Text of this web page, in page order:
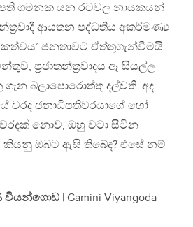
ගමනක යන රටවල නායකයන්
ආයතන පද්ධතිය අකර්මණ්‍ය
ජනතාවට ඒත්තුගැන්වීමයි.
ප්‍රජාතන්ත්‍රවාදය ඈ සියල්ල
ගැන බලාපොරොත්තු දල්වති. අද
වරද ජනාධිපතිවරයාගේ හෝ
නොව, ඔහු වටා සිටින
ඔබට ඇසී තිබේද? එසේ නම්
වියන්ගොඩ | Gamini Viyangoda